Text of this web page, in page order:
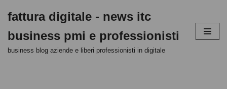
al
contenuto
fattura digitale - news itc
business pmi e professionisti
business blog aziende e liberi professionisti in digitale